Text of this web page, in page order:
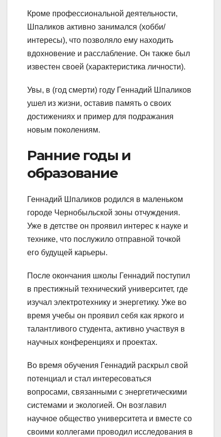
Кроме профессиональной деятельности,
Шпаликов активно занимался (хобби/
интересы), что позволяло ему находить
вдохновение и расслабление. Он также был
известен своей (характеристика личности).
Увы, в (год смерти) году Геннадий Шпаликов
ушел из жизни, оставив память о своих
достижениях и пример для подражания
новым поколениям.
Ранние годы и
образование
Геннадий Шпаликов родился в маленьком
городе Чернобыльской зоны отчуждения.
Уже в детстве он проявил интерес к науке и
технике, что послужило отправной точкой
его будущей карьеры.
После окончания школы Геннадий поступил
в престижный технический университет, где
изучал электротехнику и энергетику. Уже во
время учебы он проявил себя как яркого и
талантливого студента, активно участвуя в
научных конференциях и проектах.
Во время обучения Геннадий раскрыл свой
потенциал и стал интересоваться
вопросами, связанными с энергетическими
системами и экологией. Он возглавил
научное общество университета и вместе со
своими коллегами проводил исследования в